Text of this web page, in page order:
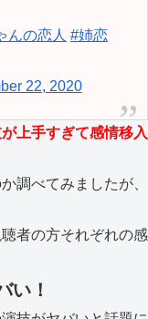
んの恋人 #姉恋
22, 2020
上手すぎて感情移入
調べてみましたが、
者の方それぞれの感
い！